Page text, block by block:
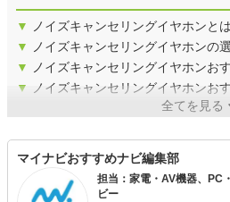
▼
ノイズキャンセリングイヤホンと
▼
ノイズキャンセリングイヤホンの
▼
ノイズキャンセリングイヤホンお
▼
ノイズキャンセリングイヤホンお
全てを見る
マイナビおすすめナビ編集部
担当：家電・AV機器、PC
ビー